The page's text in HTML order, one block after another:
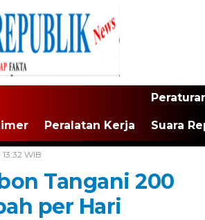
Peralatan Kerja Suara
WIB
Tangani 200
per Hari